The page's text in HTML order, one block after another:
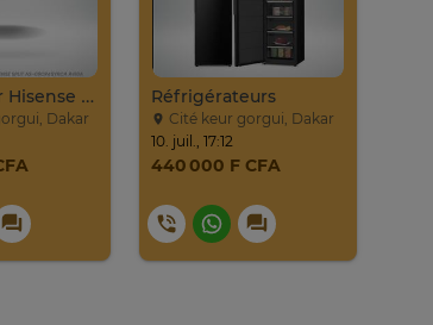
Climatiseur Hisense Split AS-09CR
Dakar
Réfrigérateurs
Cité keur gorgui, Dakar
10. juil., 17:12
440 000 F CFA